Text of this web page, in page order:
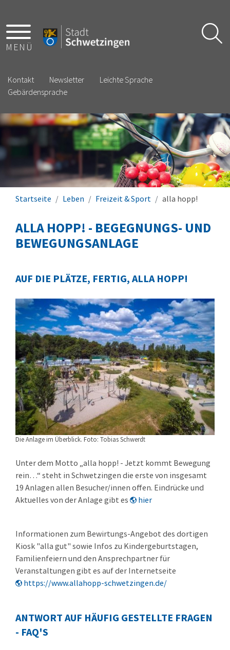
MENÜ
Kontakt Newsletter
Leichte Sprache
Gebärdensprache
Startseite Leben Freizeit & Sport alla hopp!
ALLA HOPP! - BEGEGNUNGS- UND
BEWEGUNGSANLAGE
AUF DIE PLÄTZE, FERTIG, ALLA HOPP!
Die Anlage im Überblick. Foto: Tobias Schwerdt
Unter dem Motto „alla hopp! - Jetzt kommt Bewegung
rein…“ steht in Schwetzingen die erste von insgesamt
19 Anlagen allen Besucher/innen offen. Eindrücke und
Aktuelles von der Anlage gibt es
hier
Informationen zum Bewirtungs-Angebot des dortigen
Kiosk "alla gut" sowie Infos zu Kindergeburtstagen,
Familienfeiern und den Ansprechpartner für
Veranstaltungen gibt es auf der Internetseite
https://www.allahopp-schwetzingen.de/
ANTWORT AUF HÄUFIG GESTELLTE FRAGEN
- FAQ'S